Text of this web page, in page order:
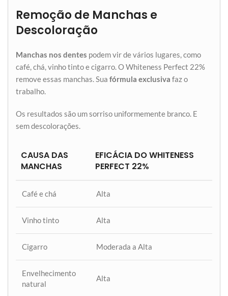
Remoção de Manchas e
Descoloração
Manchas nos dentes podem vir de vários lugares, como
café, chá, vinho tinto e cigarro. O Whiteness Perfect 22%
remove essas manchas. Sua fórmula exclusiva faz o
trabalho.
Os resultados são um sorriso uniformemente branco. E
sem descolorações.
CAUSA DAS
MANCHAS
EFICÁCIA DO WHITENESS
PERFECT 22%
Café e chá Alta
Vinho tinto Alta
Cigarro Moderada a Alta
Envelhecimento
natural
Alta